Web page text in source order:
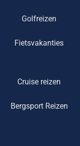
Golfreizen
Fietsvakanties
Cruise reizen
Bergsport Reizen